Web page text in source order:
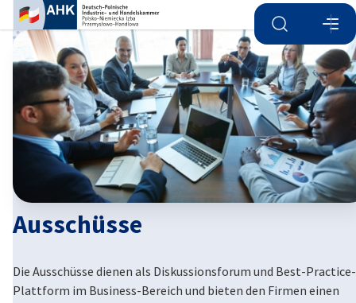
Suche öffnen
German
Ausschüsse
Die Ausschüsse dienen als Diskussionsforum und Best-Practice-
Plattform im Business-Bereich und bieten den Firmen einen